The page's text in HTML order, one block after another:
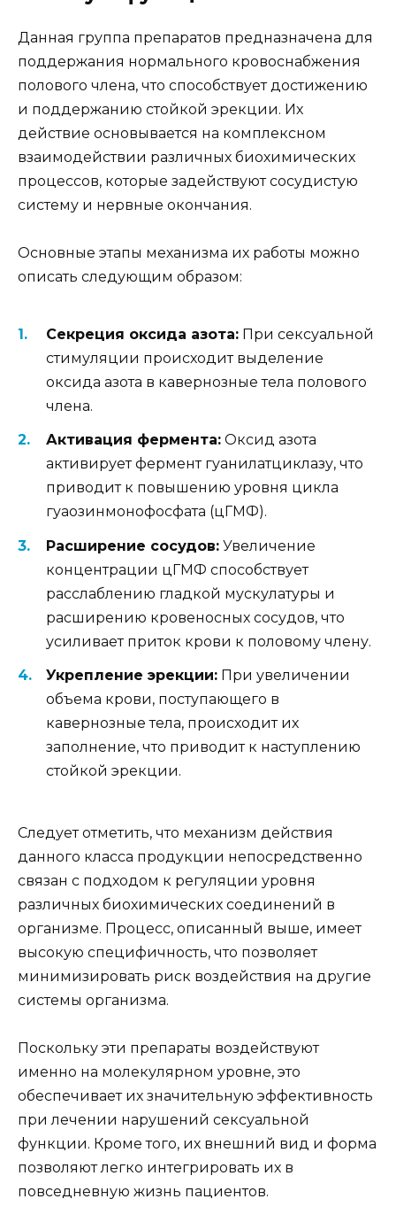
Данная группа препаратов предназначена для
поддержания нормального кровоснабжения
полового члена, что способствует достижению
и поддержанию стойкой эрекции. Их
действие основывается на комплексном
взаимодействии различных биохимических
процессов, которые задействуют сосудистую
систему и нервные окончания.
Основные этапы механизма их работы можно
описать следующим образом:
Секреция оксида азота: При сексуальной
стимуляции происходит выделение
оксида азота в кавернозные тела полового
члена.
Активация фермента: Оксид азота
активирует фермент гуанилатциклазу, что
приводит к повышению уровня цикла
гуаозинмонофосфата (цГМФ).
Расширение сосудов: Увеличение
концентрации цГМФ способствует
расслаблению гладкой мускулатуры и
расширению кровеносных сосудов, что
усиливает приток крови к половому члену.
Укрепление эрекции: При увеличении
объема крови, поступающего в
кавернозные тела, происходит их
заполнение, что приводит к наступлению
стойкой эрекции.
Следует отметить, что механизм действия
данного класса продукции непосредственно
связан с подходом к регуляции уровня
различных биохимических соединений в
организме. Процесс, описанный выше, имеет
высокую специфичность, что позволяет
минимизировать риск воздействия на другие
системы организма.
Поскольку эти препараты воздействуют
именно на молекулярном уровне, это
обеспечивает их значительную эффективность
при лечении нарушений сексуальной
функции. Кроме того, их внешний вид и форма
позволяют легко интегрировать их в
повседневную жизнь пациентов.